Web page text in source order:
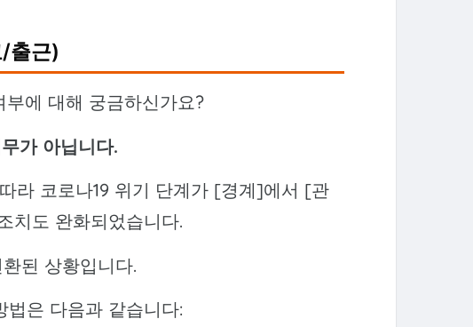
출근)
에 대해 궁금하신가요?
가 아닙니다.
라 코로나19 위기 단계가 [경계]에서 [관
치도 완화되었습니다.
된 상황입니다.
은 다음과 같습니다: